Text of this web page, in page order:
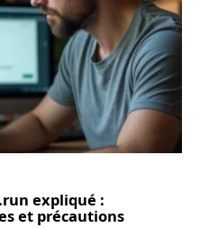
expliqué :
et précautions